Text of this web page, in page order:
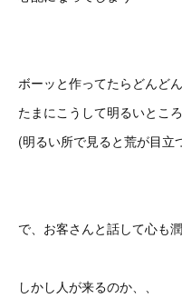
ボーッと作ってたらどんど
たまにこうして明るいとこ
(明るい所で見ると荒が目立
で、お客さんと話して心も潤
しかし人が来るのか、、